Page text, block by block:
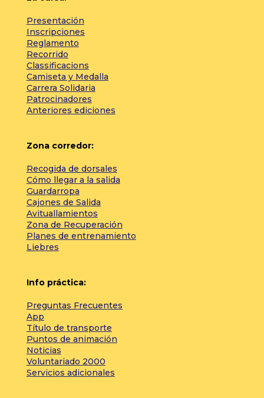
Presentación
Inscripciones
Reglamento
Recorrido
Classificacions
Camiseta y Medalla
Carrera Solidaria
Patrocinadores
Anteriores ediciones
Zona corredor:
Recogida de dorsales
Cómo llegar a la salida
Guardarropa
Cajones de Salida
Avituallamientos
Zona de Recuperación
Planes de entrenamiento
Liebres
Info práctica:
Preguntas Frecuentes
App
Título de transporte
Puntos de animación
Noticias
Voluntariado 2000
Servicios adicionales